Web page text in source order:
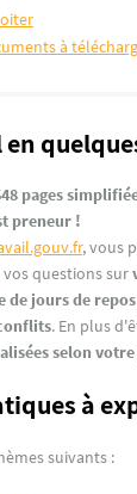
à
en
pages
preneur !
, vous
questions sur
jours de repos
. En plus
selon
à
suivants :